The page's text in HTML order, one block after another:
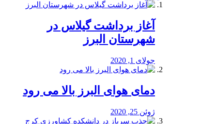
آغاز برداشت گیلاس در
شهرستان البرز
جولای 1, 2020
دمای هوای البرز بالا می رود
ژوئن 25, 2020